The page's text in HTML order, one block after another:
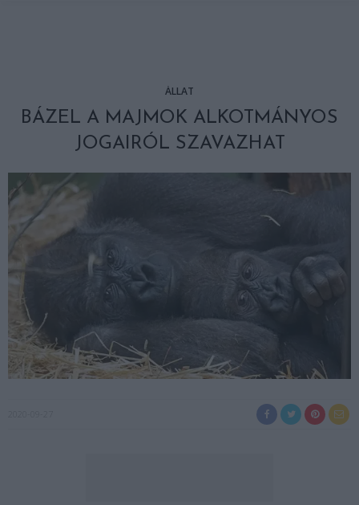
ÁLLAT
BÁZEL A MAJMOK ALKOTMÁNYOS
JOGAIRÓL SZAVAZHAT